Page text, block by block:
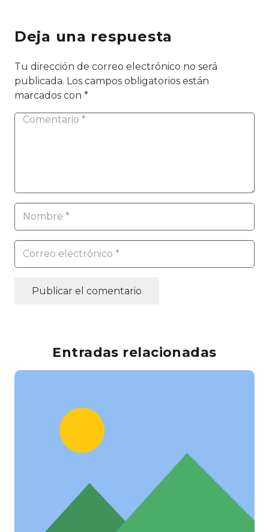
Deja una respuesta
Tu dirección de correo electrónico no será
publicada. Los campos obligatorios están
marcados con *
Publicar el comentario
Entradas relacionadas